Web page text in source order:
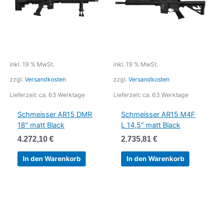
inkl. 19 % MwSt.
zzgl. Versandkosten
Lieferzeit: ca. 63 Werktage
Schmeisser AR15 DMR
18″ matt Black
4.272,10€
In den Warenkorb
inkl. 19 % MwSt.
zzgl. Versandkosten
Lieferzeit: ca. 63 Werktage
Schmeisser AR15 M4F
L 14,5″ matt Black
2.735,81€
In den Warenkorb